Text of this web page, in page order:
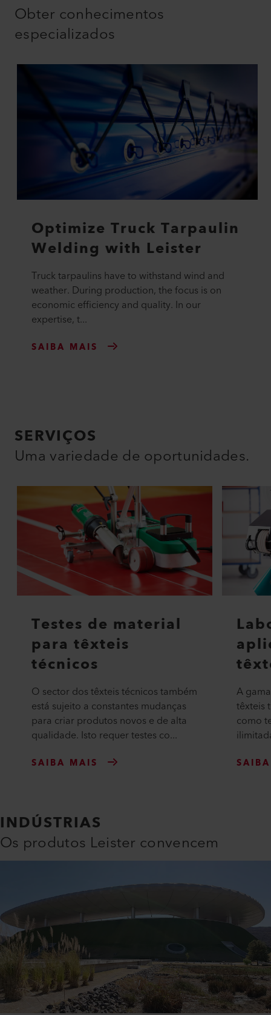
Obter conhecimentos
especializados
Optimize Truck Tarpaulin
Welding with Leister
Truck tarpaulins have to withstand wind and
weather. During production, the focus is on
economic efficiency and quality. In our
expertise, t...
SAIBA MAIS
SERVIÇOS
Uma variedade de oportunidades.
Testes de material
para têxteis
técnicos
O sector dos têxteis técnicos também
está sujeito a constantes mudanças
para criar produtos novos e de alta
qualidade. Isto requer testes co...
SAIBA MAIS
A
têxteis
como
INDÚSTRIAS
Os produtos Leister convencem